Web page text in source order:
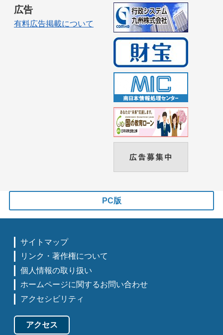
広告
有料広告掲載について
PC版
サイトマップ
リンク・著作権について
個人情報の取り扱い
ホームページに関するお問い合わせ
アクセシビリティ
アクセス